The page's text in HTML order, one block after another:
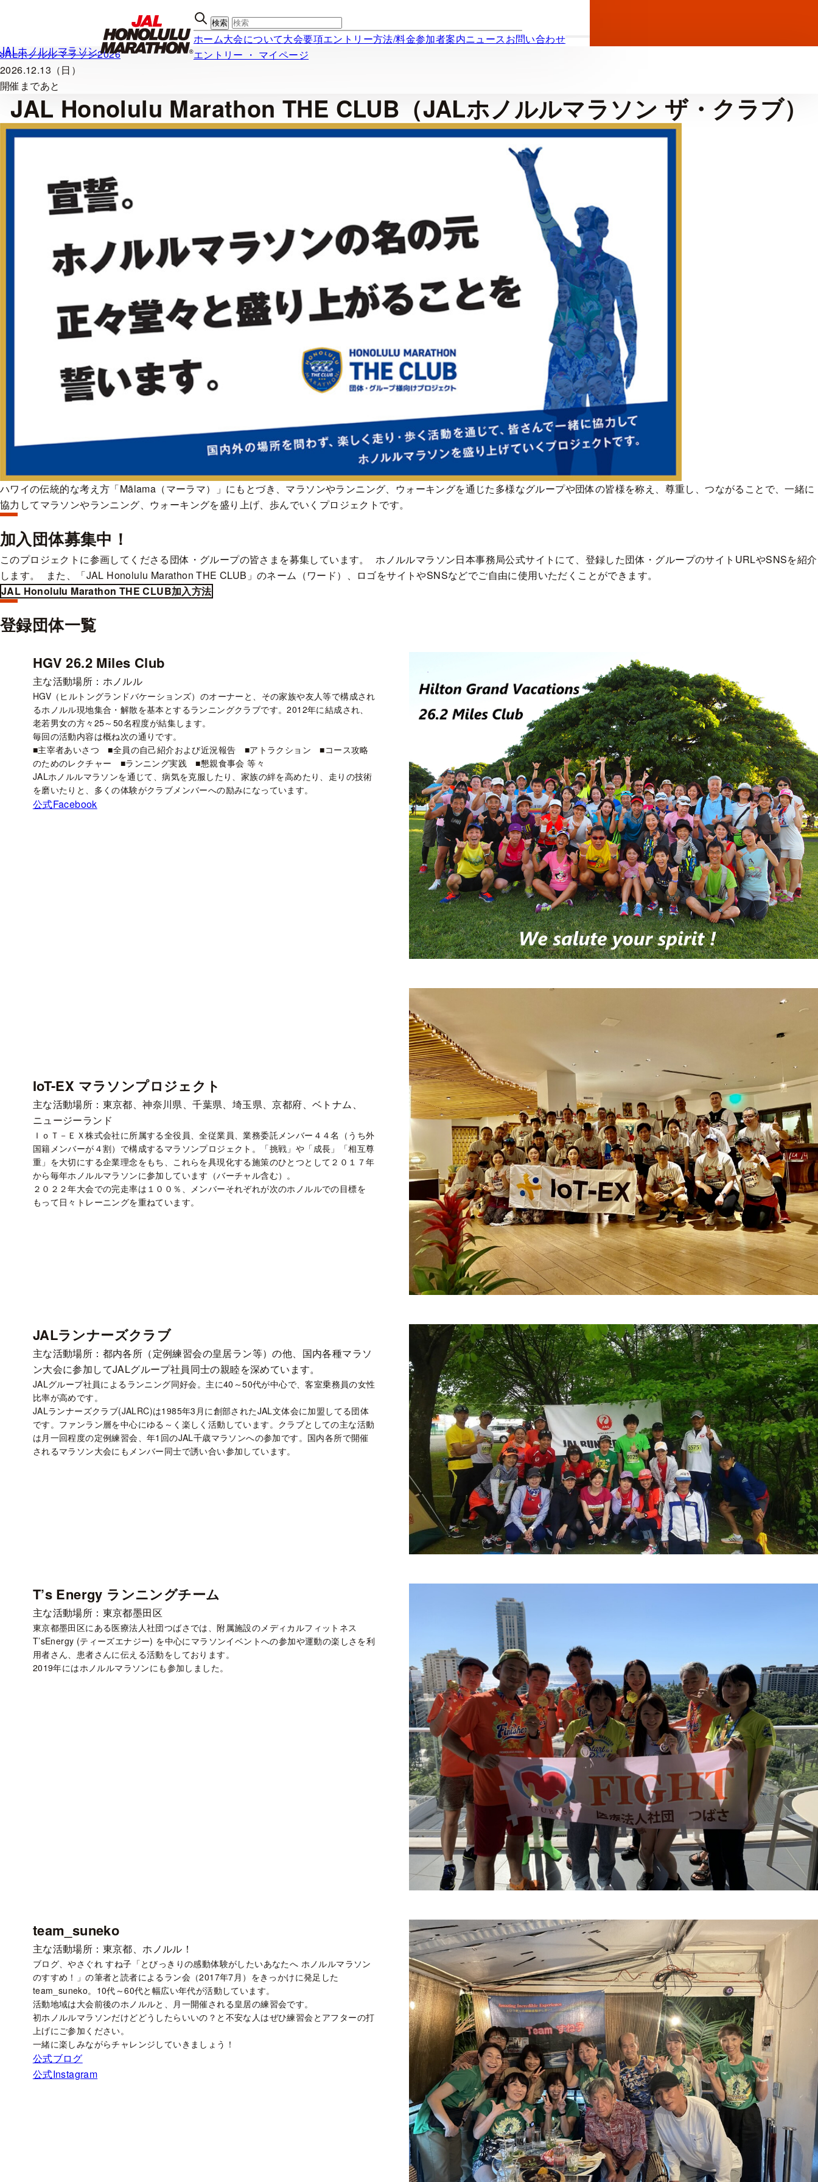
ス
キッ
プ
JALホノルルマラソン
ホーム大会について大会要項エントリー方法/料金参加者案内ニュースお問い合わせ
エントリー ・ マイページ
JALホノルルマラソン2026
2026.12.13（日）
開催まであと
JAL Honolulu Marathon THE CLUB（JALホノルルマラソン ザ・クラブ）
ハワイの伝統的な考え方「Mālama（マーラマ）」にもとづき、マラソンやランニング、ウォーキングを通じた多様なグループや団体の皆様を称え、尊重し、つながることで、一緒に
協力してマラソンやランニング、ウォーキングを盛り上げ、歩んでいくプロジェクトです。
加入団体募集中！
このプロジェクトに参画してくださる団体・グループの皆さまを募集しています。 ホノルルマラソン日本事務局公式サイトにて、登録した団体・グループのサイトURLやSNSを紹介
します。 また、「JAL Honolulu Marathon THE CLUB」のネーム（ワード）、ロゴをサイトやSNSなどでご自由に使用いただくことができます。
JAL Honolulu Marathon THE CLUB加入方法
登録団体一覧
HGV 26.2 Miles Club
主な活動場所：ホノルル
HGV（ヒルトングランドバケーションズ）のオーナーと、その家族や友人等で構成され
るホノルル現地集合・解散を基本とするランニングクラブです。2012年に結成され、
老若男女の方々25～50名程度が結集します。
毎回の活動内容は概ね次の通りです。
■主宰者あいさつ ■全員の自己紹介および近況報告 ■アトラクション ■コース攻略
のためのレクチャー ■ランニング実践 ■懇親食事会 等々
JALホノルルマラソンを通じて、病気を克服したり、家族の絆を高めたり、走りの技術
を磨いたりと、多くの体験がクラブメンバーへの励みになっています。
公式Facebook
IoT-EX マラソンプロジェクト
主な活動場所：東京都、神奈川県、千葉県、埼玉県、京都府、ベトナム、
ニュージーランド
ＩｏＴ－ＥＸ株式会社に所属する全役員、全従業員、業務委託メンバー４４名（うち外
国籍メンバーが４割）で構成するマラソンプロジェクト。「挑戦」や「成長」「相互尊
重」を大切にする企業理念をもち、これらを具現化する施策のひとつとして２０１７年
から毎年ホノルルマラソンに参加しています（バーチャル含む）。
２０２２年大会での完走率は１００％、メンバーそれぞれが次のホノルルでの目標を
もって日々トレーニングを重ねています。
JALランナーズクラブ
主な活動場所：都内各所（定例練習会の皇居ラン等）の他、国内各種マラソ
ン大会に参加してJALグループ社員同士の親睦を深めています。
JALグループ社員によるランニング同好会。主に40～50代が中心で、客室乗務員の女性
比率が高めです。
JALランナーズクラブ(JALRC)は1985年3月に創部されたJAL文体会に加盟してる団体
です。ファンラン層を中心にゆる～く楽しく活動しています。クラブとしての主な活動
は月一回程度の定例練習会、年1回のJAL千歳マラソンへの参加です。国内各所で開催
されるマラソン大会にもメンバー同士で誘い合い参加しています。
T’s Energy ランニングチーム
主な活動場所：東京都墨田区
東京都墨田区にある医療法人社団つばさでは、附属施設のメディカルフィットネス
T’sEnergy (ティーズエナジー) を中心にマラソンイベントへの参加や運動の楽しさを利
用者さん、患者さんに伝える活動をしております。
2019年にはホノルルマラソンにも参加しました。
team_suneko
主な活動場所：東京都、ホノルル！
ブログ、やさぐれ すね子「とびっきりの感動体験がしたいあなたへ ホノルルマラソン
のすすめ！」の筆者と読者によるラン会（2017年7月）をきっかけに発足した
team_suneko。10代～60代と幅広い年代が活動しています。
活動地域は大会前後のホノルルと、月一開催される皇居の練習会です。
初ホノルルマラソンだけどどうしたらいいの？と不安な人はぜひ練習会とアフターの打
上げにご参加ください。
一緒に楽しみながらチャレンジしていきましょう！
公式ブログ
公式Instagram